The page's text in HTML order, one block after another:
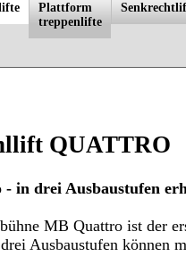
Platt­form
trep­penlif­te
QUATTRO
in drei Ausbaustufen
MB Quattro ist der
Ausbaustufen können